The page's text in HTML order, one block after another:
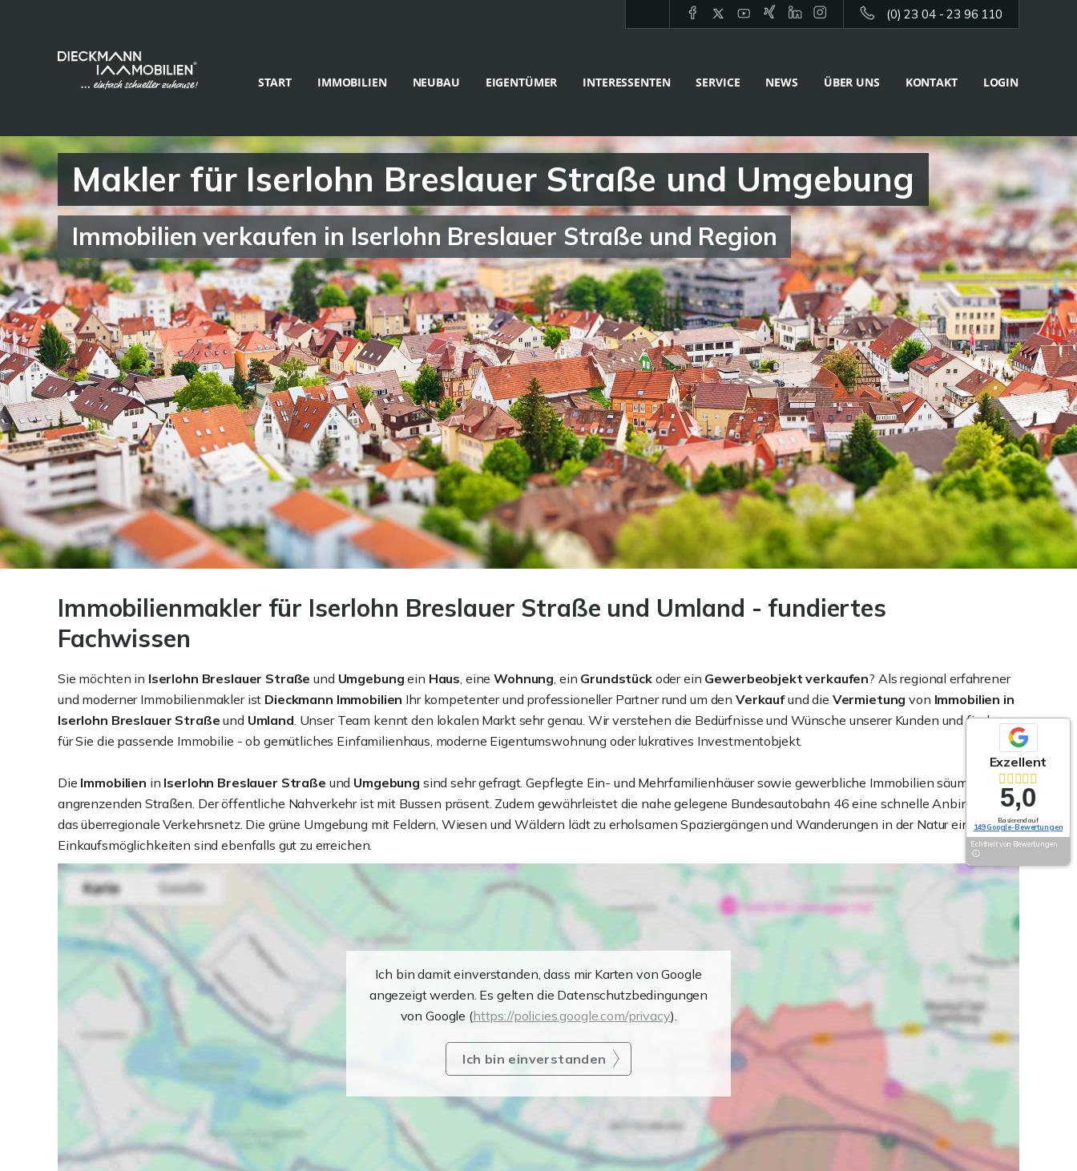
(0) 23 04 - 23 96 110
START IMMOBILIEN NEUBAU EIGENTÜMER INTERESSENTEN SERVICE NEWS ÜBER UNS KONTAKT LOGIN
Makler für Iserlohn Breslauer Straße und Umgebung
Immobilien verkaufen in Iserlohn Breslauer Straße und Region
Immobilienmakler für Iserlohn Breslauer Straße und Umland - fundiertes
Fachwissen
Sie möchten in Iserlohn Breslauer Straßeund Umgebungein Haus, eineWohnung, ein Grundstückoder ein Gewerbeobjekt verkaufen? Als regional erfahrener
und moderner Immobilienmakler ist Dieckmann Immobilien Ihr kompetenter und professioneller Partner rund um denVerkaufund die Vermietungvon Immobilien in
Iserlohn Breslauer Straßeund Umland. Unser Team kennt den lokalen Markt sehr genau. Wir verstehen die Bedürfnisse und Wünsche unserer Kunden und finden
für Sie die passende Immobilie - ob gemütliches Einfamilienhaus, moderne Eigentumswohnung oder lukratives Investmentobjekt.
Die Immobilien in Iserlohn Breslauer Straße und Umgebung sind sehr gefragt. Gepflegte Ein- und Mehrfamilienhäuser sowie gewerbliche Immobilien säumen die
angrenzenden Straßen. Der öffentliche Nahverkehr ist mit Bussen präsent. Zudem gewährleistet die nahe gelegene Bundesautobahn 46 eine schnelle Anbindung an
das überregionale Verkehrsnetz. Die grüne Umgebung mit Feldern, Wiesen und Wäldern lädt zu erholsamen Spaziergängen und Wanderungen in der Natur ein.
Einkaufsmöglichkeiten sind ebenfalls gut zu erreichen.
Ich bin damit einverstanden, dass mir Karten von Google
angezeigt werden. Es gelten die Datenschutzbedingungen
von Google (https://policies.google.com/privacy).
Ich bin einverstanden
Exzellent
5,0
Basierend auf
149 Google-Bewertungen
Echtheit von Bewertungen